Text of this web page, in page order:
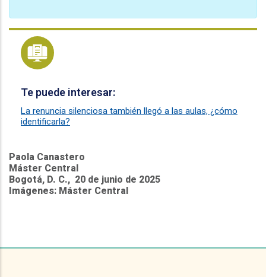
Te puede interesar:
La renuncia silenciosa también llegó a las aulas, ¿cómo
identificarla?
Paola Canastero
Máster Central
Bogotá, D. C., 20 de junio de 2025
Imágenes: Máster Central